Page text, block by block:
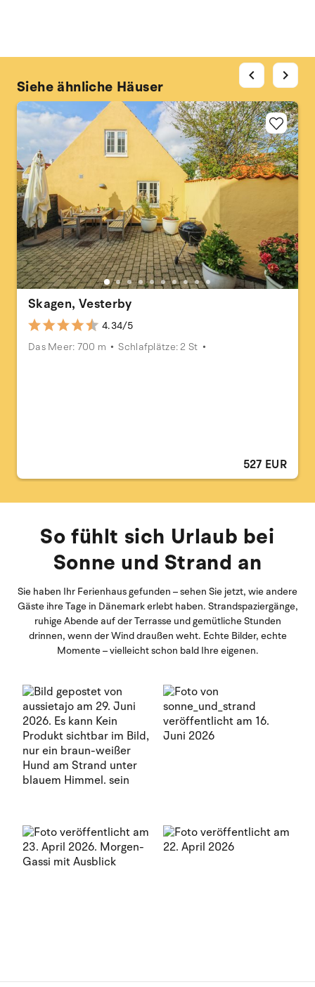
Siehe ähnliche Häuser
Skagen, Vesterby
4.34/5
Das Meer: 700 m
Schlafplätze: 2 St
527 EUR
chevron_left chevron_right
So fühlt sich Urlaub bei
Sonne und Strand an
Sie haben Ihr Ferienhaus gefunden – sehen Sie jetzt, wie andere
Gäste ihre Tage in Dänemark erlebt haben. Strandspaziergänge,
ruhige Abende auf der Terrasse und gemütliche Stunden
drinnen, wenn der Wind draußen weht. Echte Bilder, echte
Momente – vielleicht schon bald Ihre eigenen.